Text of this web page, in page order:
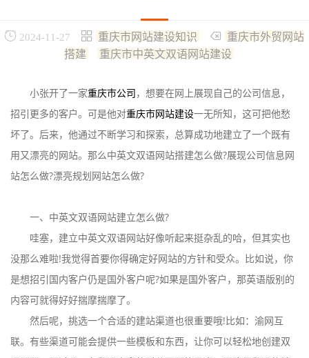
2024-11-27 重庆市网站建设知识
重庆市外贸网站
搭建
重庆市中英文双语网站建设
小张开了一家重庆市公司，想要在网上展现自己的公司信息，
招引更多的客户。可是他对重庆市网站建设一无所知，这可把他愁
坏了。后来，他通过不断学习和探索，总算成功地建立了一个既有
用又漂亮的网站。那么中英文双语网站搭建怎么做?展现公司信息网
站怎么做?漂亮规划网站怎么做?
一、中英文双语网站建立怎么做?
哇塞，建立中英文双语网站好像听起来挺杂乱的哈，但其实也
没那么难啦!我觉得首要你得确定好网站的方针和受众。比如说，你
是想招引国内客户仍是国外客户呢?如果是国外客户，那英语版别的
内容可就得好好揣摩揣摩了。
然后呢，挑选一个合适的建站渠道也很重要哦!比如：渝网互
联。有些渠道可能会提供一些模板和东西，让你可以轻松地创建双